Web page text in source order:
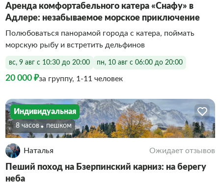
Аренда комфортабельного катера «Снафу» в
Адлере: незабываемое морское приключение
Полюбоваться панорамой города с катера, поймать
морскую рыбу и встретить дельфинов
вс, 9 авг с 10:30 до 20:00 пн, 10 авг с 06:00 до 20:00
20 000 ₽за группу, 1-11 человек
Индивидуальная
8 часов Пешком
Наталья Ожидает отзывов
Пеший поход на Бзерпинский карниз: на берегу
неба